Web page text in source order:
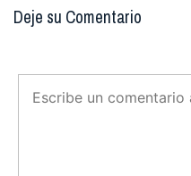
Deje su Comentario